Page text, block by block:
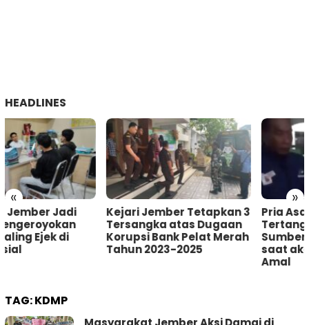
HEADLINES
« »
Kejari Jember Tetapkan 3
Tersangka atas Dugaan
Korupsi Bank Pelat Merah
Tahun 2023-2025
Pria Asal Lumajang
Tertangkap Warga
Sumberbaru Jember
saat akan Curi Kotak
TAG:KDMP